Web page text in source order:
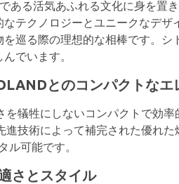
ある活気あふれる文化に身を置き
テクノロジーとユニークなデ
巡る際の理想的な相棒です。
でいます。
とのコンパクトなエ
を犠牲にしないコンパクトで効
進技術によって補完された優れ
ル可能です。
さとスタイル